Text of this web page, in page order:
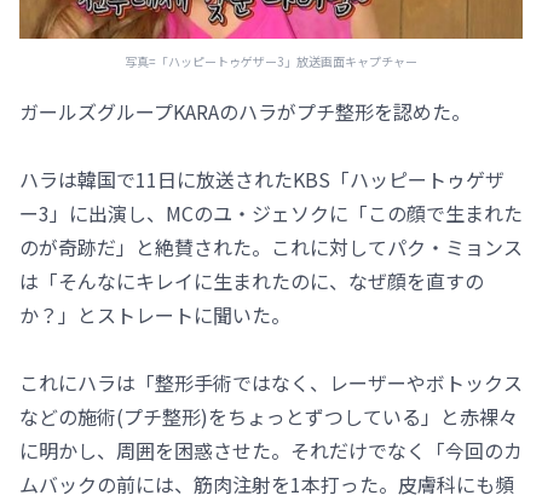
写真=「ハッピートゥゲザー3」放送画面キャプチャー
ガールズグループKARAのハラがプチ整形を認めた。
ハラは韓国で11日に放送されたKBS「ハッピートゥゲザ
ー3」に出演し、MCのユ・ジェソクに「この顔で生まれた
のが奇跡だ」と絶賛された。これに対してパク・ミョンス
は「そんなにキレイに生まれたのに、なぜ顔を直すの
か？」とストレートに聞いた。
これにハラは「整形手術ではなく、レーザーやボトックス
などの施術(プチ整形)をちょっとずつしている」と赤裸々
に明かし、周囲を困惑させた。それだけでなく「今回のカ
ムバックの前には、筋肉注射を1本打った。皮膚科にも頻